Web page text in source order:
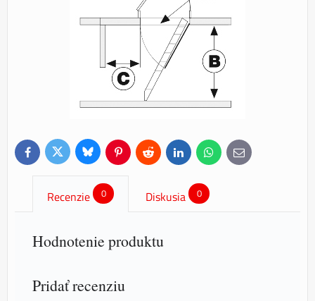
FacebookTwitterBlueskyPinterestReddit LinkedInWhatsApp
E-
mail
Recenzie 0 Diskusia 0
Hodnotenie produktu
Pridať recenziu